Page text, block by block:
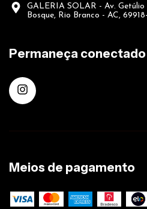
GALERIA SOLAR - Av.
Bosque, Rio Branco - AC,
Permaneça conectado
Meios de pagamento